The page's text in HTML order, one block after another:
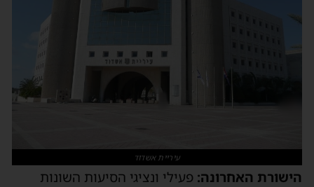
עיריית אשדוד
הישורת האחרונה: פעילי ונציגי הסיעות השונות